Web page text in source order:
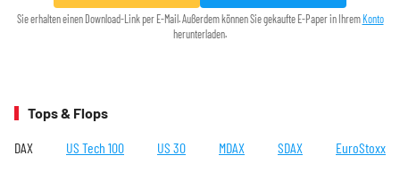
Sie erhalten einen Download-Link per E-Mail. Außerdem können Sie gekaufte E-Paper in Ihrem Konto
herunterladen.
Tops & Flops
DAX US Tech 100 US 30 MDAX SDAX EuroStoxx